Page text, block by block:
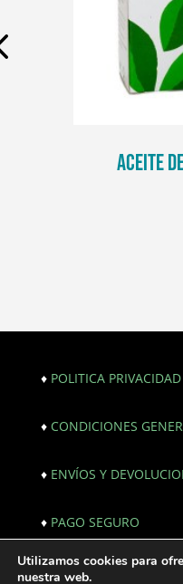
ACEITE
♦ POLITICA PRIVACIDAD
♦ CONDICIONES
♦ ENVÍOS Y
♦ PAGO SEGURO
© Copyright 2021. All
Utilizamos cookies para
nuestra web.